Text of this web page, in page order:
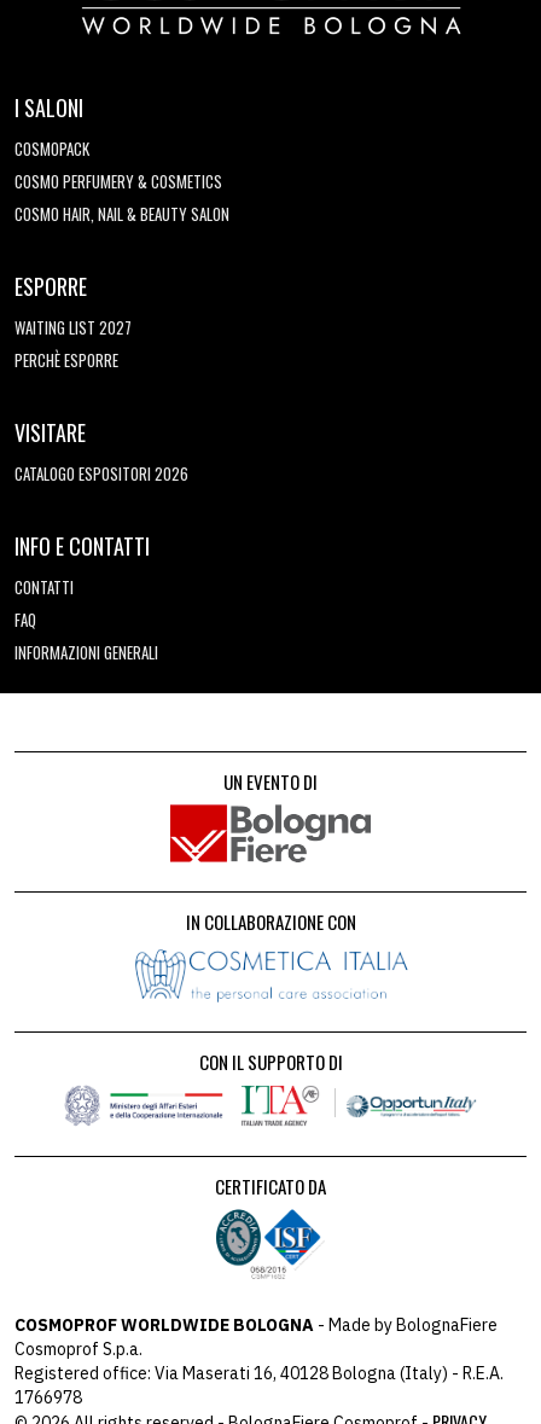
I SALONI
COSMOPACK
COSMO PERFUMERY & COSMETICS
COSMO HAIR, NAIL & BEAUTY SALON
ESPORRE
WAITING LIST 2027
PERCHÈ ESPORRE
VISITARE
CATALOGO ESPOSITORI 2026
INFO E CONTATTI
CONTATTI
FAQ
INFORMAZIONI GENERALI
UN EVENTO DI
IN COLLABORAZIONE CON
CON IL SUPPORTO DI
CERTIFICATO DA
COSMOPROF WORLDWIDE BOLOGNA - Made by BolognaFiere
Cosmoprof S.p.a.
Registered office: Via Maserati 16, 40128 Bologna (Italy) - R.E.A.
1766978